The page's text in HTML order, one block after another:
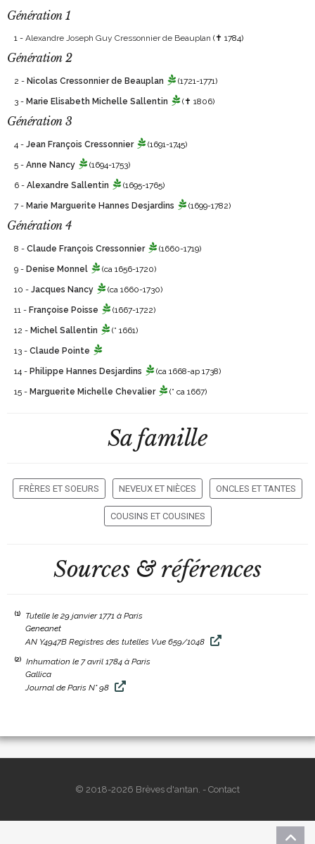
Génération 1
1 - Alexandre Joseph Guy Cressonnier de Beauplan (✝ 1784)
Génération 2
2 - Nicolas Cressonnier de Beauplan (1721-1771)
3 - Marie Elisabeth Michelle Sallentin (✝ 1806)
Génération 3
4 - Jean François Cressonnier (1691-1745)
5 - Anne Nancy (1694-1753)
6 - Alexandre Sallentin (1695-1765)
7 - Marie Marguerite Hannes Desjardins (1699-1782)
Génération 4
8 - Claude François Cressonnier (1660-1719)
9 - Denise Monnel (ca 1656-1720)
10 - Jacques Nancy (ca 1660-1730)
11 - Françoise Poisse (1667-1722)
12 - Michel Sallentin (° 1661)
13 - Claude Pointe
14 - Philippe Hannes Desjardins (ca 1668-ap 1738)
15 - Marguerite Michelle Chevalier (° ca 1667)
Sa famille
FRÈRES ET SOEURS NEVEUX ET NIÈCES ONCLES ET TANTES
COUSINS ET COUSINES
Sources & références
(1)
Tutelle le 29 janvier 1771 à Paris
Geneanet
AN Y4947B Registres des tutelles Vue 659/1048
(2)
Inhumation le 7 avril 1784 à Paris
Gallica
Journal de Paris N° 98
© 2018-2026 Brèves d'antan. - Contact